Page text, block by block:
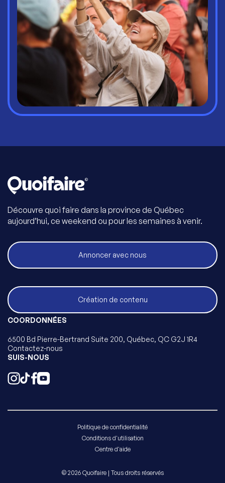
Découvre quoi faire dans la province de Québec
aujourd’hui, ce weekend ou pour les semaines à venir.
Annoncer avec nous
Création de contenu
COORDONNÉES
6500 Bd Pierre-Bertrand Suite 200, Québec, QC G2J 1R4
Contactez-nous
SUIS-NOUS
Politique de confidentialité
Conditions d'utilisation
Centre d'aide
© 2026 Quoifaire | Tous droits réservés